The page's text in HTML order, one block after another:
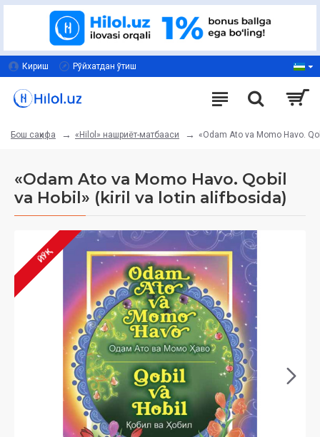
Кириш Рўйхатдан ўтиш
Бош саҳифа «Hilol» нашриёт-матбааси «Odam Ato va Momo Havo.
«Odam Ato va Momo Havo. Qobil
va Hobil» (kiril va lotin alifbosida)
ЙЎҚ